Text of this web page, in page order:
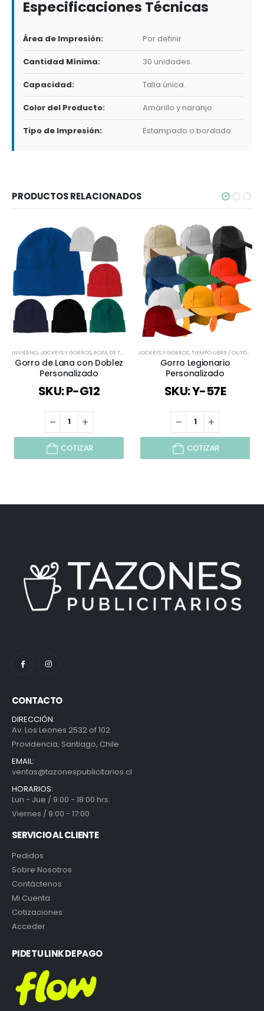
Especificaciones Técnicas
Área de Impresión: Por definir
Cantidad Mínima: 30 unidades.
Capacidad: Talla única.
Color del Producto: Amarillo y naranjo
Tipo de Impresión: Estampado o bordado.
PRODUCTOS RELACIONADOS
INVIERNO,JOCKEYS Y GORROS, ROPA DE TRABAJO Y PUBLICITARIO ,TODO VESTUARIO,TODOS
Gorro de Lana con Doblez
Personalizado
SKU: P-G12
COTIZAR
JOCKEYS Y GORROS,TIEMPO LIBRE / OUTDOOR
Gorro Legionario
Personalizado
SKU: Y-57E
COTIZAR
CONTACTO
DIRECCIÓN:
Av. Los Leones 2532 of 102
Providencia, Santiago, Chile
EMAIL:
ventas@tazonespublicitarios.cl
HORARIOS:
Lun - Jue / 9:00 - 18:00 hrs.
Viernes / 9:00 - 17:00
SERVICIO AL CLIENTE
Pedidos
Sobre Nosotros
Contáctenos
Mi Cuenta
Cotizaciones
Acceder
PIDE TU LINK DE PAGO